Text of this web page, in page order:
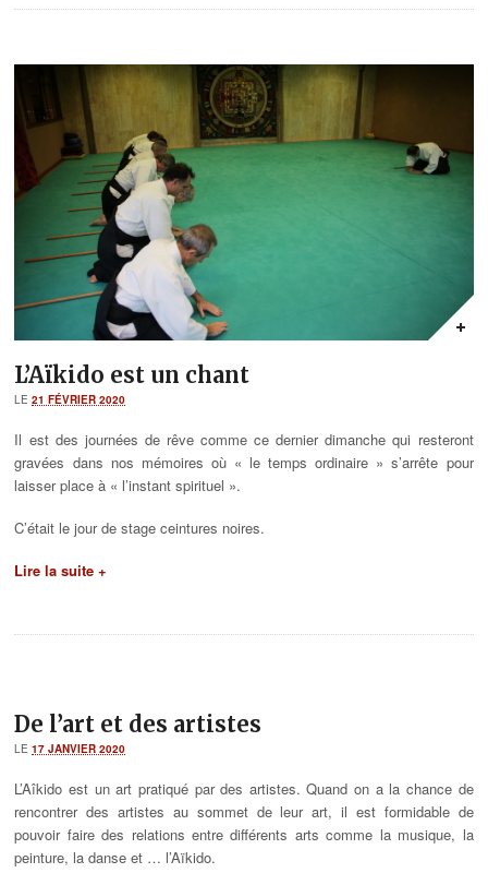
L’Aïkido est un chant
LE21 FÉVRIER 2020
Il est des journées de rêve comme ce dernier dimanche qui resteront
gravées dans nos mémoires où « le temps ordinaire » s’arrête pour
laisser place à « l’instant spirituel ».
C’était le jour de stage ceintures noires.
Lire la suite +
De l’art et des artistes
LE17 JANVIER 2020
L’Aîkido est un art pratiqué par des artistes. Quand on a la chance de
rencontrer des artistes au sommet de leur art, il est formidable de
pouvoir faire des relations entre différents arts comme la musique, la
peinture, la danse et … l’Aïkido.